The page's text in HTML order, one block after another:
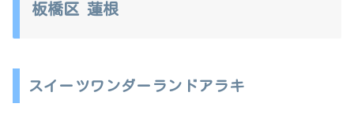
板橋区 蓮根
スイーツワンダーランドアラキ